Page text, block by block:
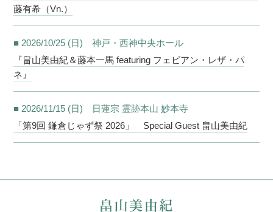
藤有希（Vn.）
■ 2026/10/25 (日) 神戸・西神中央ホール
『畠山美由紀＆藤本一馬 featuring フェビアン・レザ・パ
ネ』
■ 2026/11/15 (日) 日蓮宗 霊跡本山 妙本寺
「第9回 鎌倉じゃず祭 2026」 Special Guest 畠山美由紀